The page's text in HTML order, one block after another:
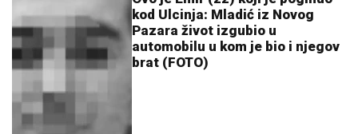
kod Ulcinja: Mladić iz Novog
Pazara život izgubio u
automobilu u kom je bio i njegov
brat (FOTO)